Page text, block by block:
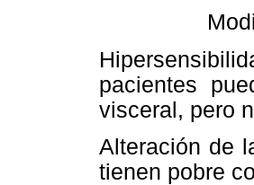
pacientes
visceral, pero
Alteración de
tienen pobre